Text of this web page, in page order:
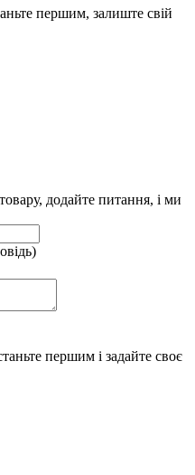
першим, залиште свій
додайте питання, і ми
першим і задайте своє